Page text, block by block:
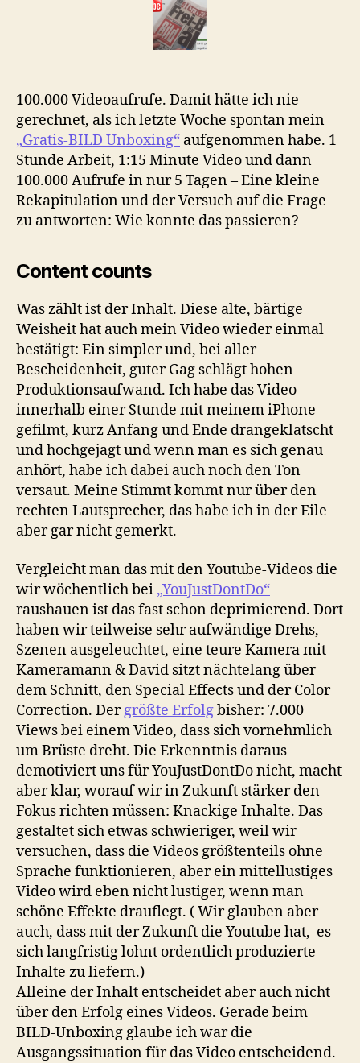
konnte
das
passieren?
100.000 Videoaufrufe. Damit hätte ich nie
gerechnet, als ich letzte Woche spontan mein
„Gratis-BILD Unboxing“ aufgenommen habe. 1
Stunde Arbeit, 1:15 Minute Video und dann
100.000 Aufrufe in nur 5 Tagen – Eine kleine
Rekapitulation und der Versuch auf die Frage
zu antworten: Wie konnte das passieren?
Content counts
Was zählt ist der Inhalt. Diese alte, bärtige
Weisheit hat auch mein Video wieder einmal
bestätigt: Ein simpler und, bei aller
Bescheidenheit, guter Gag schlägt hohen
Produktionsaufwand. Ich habe das Video
innerhalb einer Stunde mit meinem iPhone
gefilmt, kurz Anfang und Ende drangeklatscht
und hochgejagt und wenn man es sich genau
anhört, habe ich dabei auch noch den Ton
versaut. Meine Stimmt kommt nur über den
rechten Lautsprecher, das habe ich in der Eile
aber gar nicht gemerkt.
Vergleicht man das mit den Youtube-Videos die
wir wöchentlich bei „YouJustDontDo“
raushauen ist das fast schon deprimierend. Dort
haben wir teilweise sehr aufwändige Drehs,
Szenen ausgeleuchtet, eine teure Kamera mit
Kameramann & David sitzt nächtelang über
dem Schnitt, den Special Effects und der Color
Correction. Dergrößte Erfolgbisher: 7.000
Views bei einem Video, dass sich vornehmlich
um Brüste dreht. Die Erkenntnis daraus
demotiviert uns für YouJustDontDo nicht, macht
aber klar, worauf wir in Zukunft stärker den
Fokus richten müssen: Knackige Inhalte. Das
gestaltet sich etwas schwieriger, weil wir
versuchen, dass die Videos größtenteils ohne
Sprache funktionieren, aber ein mittellustiges
Video wird eben nicht lustiger, wenn man
schöne Effekte drauflegt. ( Wir glauben aber
auch, dass mit der Zukunft die Youtube hat, es
sich langfristig lohnt ordentlich produzierte
Inhalte zu liefern.)
Alleine der Inhalt entscheidet aber auch nicht
über den Erfolg eines Videos. Gerade beim
BILD-Unboxing glaube ich war die
Ausgangssituation für das Video entscheidend.